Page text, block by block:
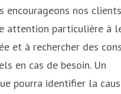
encourageons nos
attention particulière à
et à rechercher des
en cas de besoin. Un
pourra identifier la